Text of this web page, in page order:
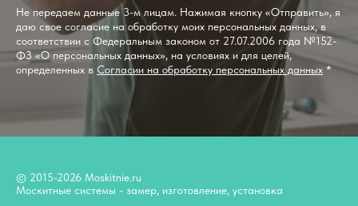
Не передаем данные 3-м лицам. Нажимая кнопку «Отправить», я
даю свое согласие на обработку моих персональных данных, в
соответствии с Федеральным законом от 27.07.2006 года №152-
ФЗ «О персональных данных», на условиях и для целей,
определенных в Согласии на обработку персональных данных *
© 2015-2026 Moskitnie.ru
Москитные системы - замер, изготовление, установка